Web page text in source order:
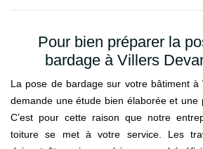
Pour bien préparer la
bardage à Villers
La pose de bardage sur votre bâtiment à
demande une étude bien élaborée et une
C’est pour cette raison que notre
toiture se met à votre service. Les